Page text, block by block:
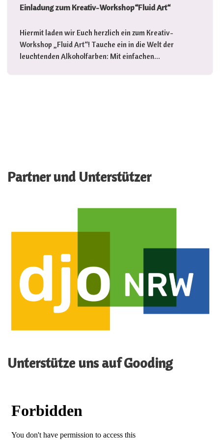
Einladung zum Kreativ-Workshop“Fluid Art“
Hiermit laden wir Euch herzlich ein zum Kreativ-
Workshop „Fluid Art“! Tauche ein in die Welt der
leuchtenden Alkoholfarben: Mit einfachen…
Partner und Unterstützer
Unterstütze uns auf Gooding